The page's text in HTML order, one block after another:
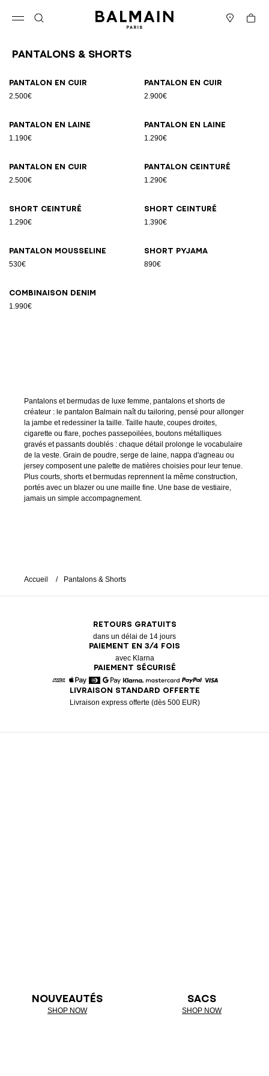
Panier
Pantalons & Shorts
Pantalon en cuir
2.500€
Pantalon en cuir
2.900€
Pantalon en laine
1.190€
Pantalon en laine
1.290€
Pantalon en cuir
2.500€
Pantalon ceinturé
1.290€
Short ceinturé
1.290€
Short ceinturé
1.390€
Pantalon mousseline
530€
Short pyjama
890€
Combinaison denim
1.990€
Pantalons et bermudas de luxe femme, pantalons et shorts de
créateur : le pantalon Balmain naît du tailoring, pensé pour allonger
la jambe et redessiner la taille. Taille haute, coupes droites,
cigarette ou flare, poches passepoilées, boutons métalliques
gravés et passants doublés : chaque détail prolonge le vocabulaire
de la veste. Grain de poudre, serge de laine, nappa d'agneau ou
jersey composent une palette de matières choisies pour leur tenue.
Plus courts, shorts et bermudas reprennent la même construction,
portés avec un blazer ou une maille fine. Une base de vestiaire,
jamais un simple accompagnement.
Accueil Pantalons & Shorts
RETOURS GRATUITS
dans un délai de 14 jours
PAIEMENT EN 3/4 FOIS
avec Klarna
PAIEMENT SÉCURISÉ
American Express
Apple Pay
DinersGoogle Pay
Klarna MastercardPaypal
LIVRAISON STANDARD OFFERTE
Livraison express offerte (dès 500 EUR)
NOUVEAUTÉS
SHOP NOW
SACS
SHOP NOW